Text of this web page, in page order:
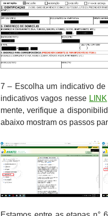
7 – Escolha um indicativo
indicativos vagos nesse LINK
mente, verifique a
abaixo mostram os passos